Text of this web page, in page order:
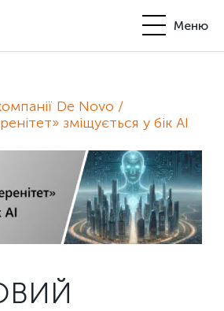
Меню
De Novo
зміщується у бік AI